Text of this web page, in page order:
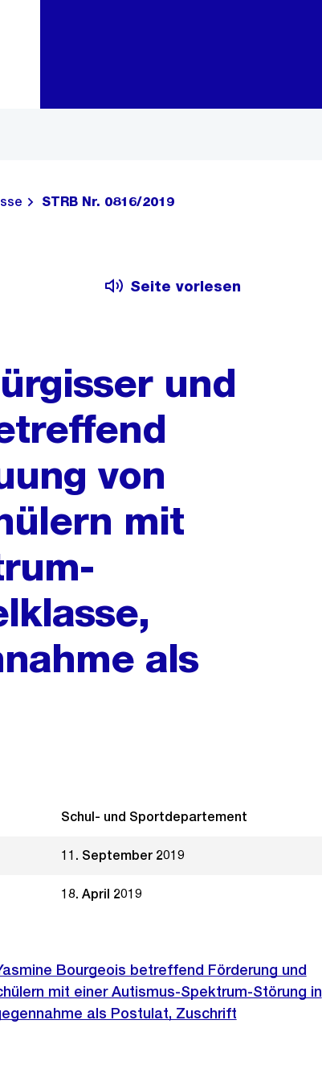
STRB Nr. 0816/2019
Seite vorlesen
und
von
mit
als
Schul- und Sportdepartement
11. September 2019
18. April 2019
Bourgeois betreffend Förderung und
mit einer Autismus-Spektrum-Störung in
als Postulat, Zuschrift